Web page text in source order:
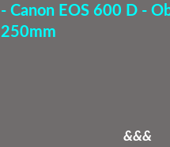
- Canon EOS 600 D -
250mm
&&&